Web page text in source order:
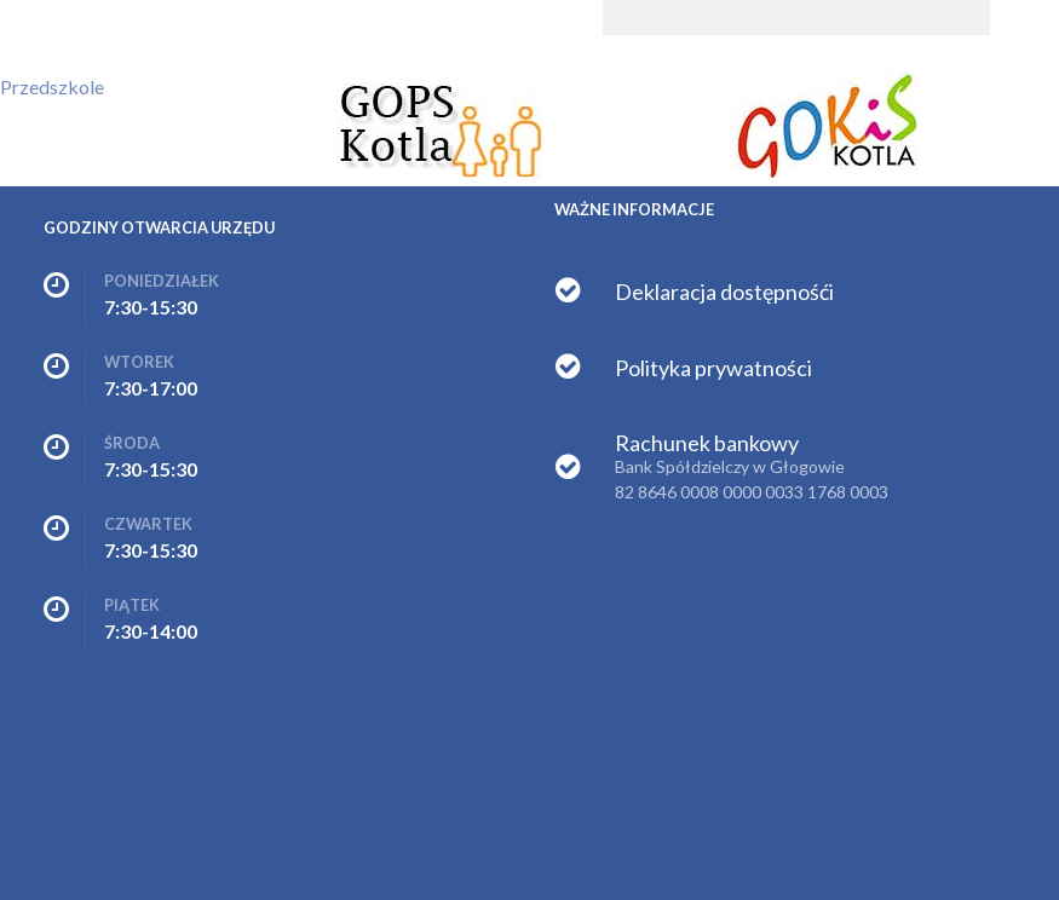
Przedszkole
GODZINY OTWARCIA URZĘDU
PONIEDZIAŁEK
7:30-15:30
WTOREK
7:30-17:00
ŚRODA
7:30-15:30
CZWARTEK
7:30-15:30
PIĄTEK
7:30-14:00
WAŻNE INFORMACJE
Deklaracja dostępnośći
Polityka prywatności
Rachunek bankowy
Bank Spółdzielczy w Głogowie
82 8646 0008 0000 0033 1768 0003